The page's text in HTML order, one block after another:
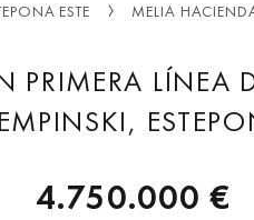
ESTE MELIA
PRIMERA LÍNEA
4.750.000 €